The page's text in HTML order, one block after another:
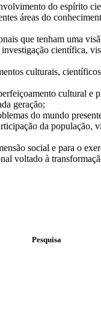
do espírito
áreas do
que tenham uma
científica,
culturais,
cultural e
geração;
do mundo
da população,
social e para o
voltado à
Pesquisa